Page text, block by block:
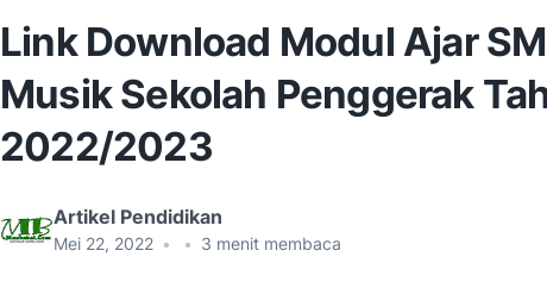
Link Download Modul Ajar
Musik Sekolah Penggerak
2022/2023
Artikel Pendidikan
Mei 22, 2022 • • 3 menit membaca